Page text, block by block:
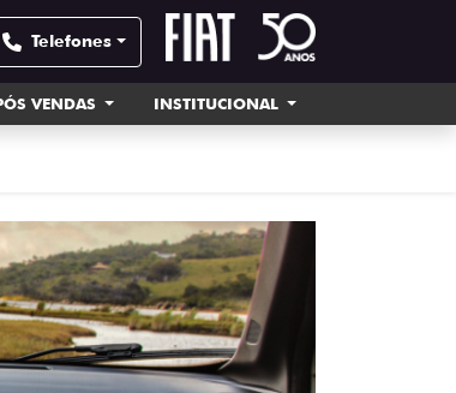
Telefones
VENDAS INSTITUCIONAL